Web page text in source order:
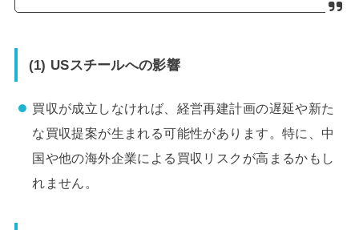
(1) USスチールへの影響
買収が成立しなければ、経営再建計画の遅延や新た
な買収提案が生まれる可能性があります。特に、中
国や他の海外企業による買収リスクが高まるかもし
れません。